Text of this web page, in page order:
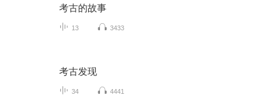
考古的故事
13 3433
考古发现
34 4441